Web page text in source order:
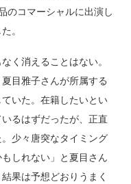
のコマーシャルに出演し
。
く消えることはない。
目雅子さんが所属する
いた。在籍したいとい
るはずだったが、正直
少々唐突なタイミング
しれない」と夏目さん
果は予想どおりうまく